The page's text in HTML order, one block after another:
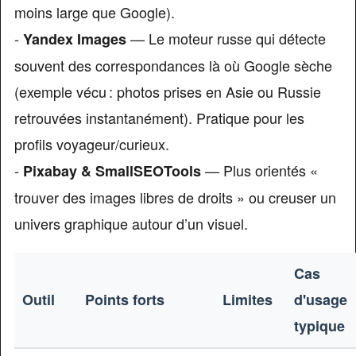
moins large que Google).
-Yandex Images— Le moteur russe qui détecte
souvent des correspondances là où Google sèche
(exemple vécu : photos prises en Asie ou Russie
retrouvées instantanément). Pratique pour les
profils voyageur/curieux.
- Pixabay & SmallSEOTools— Plus orientés «
trouver des images libres de droits » ou creuser un
univers graphique autour d’un visuel.
Outil Points forts Limites
Cas
d'usage
typique